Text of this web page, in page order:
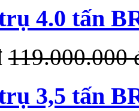
4.0 tấn
119.000.000
3,5 tấn